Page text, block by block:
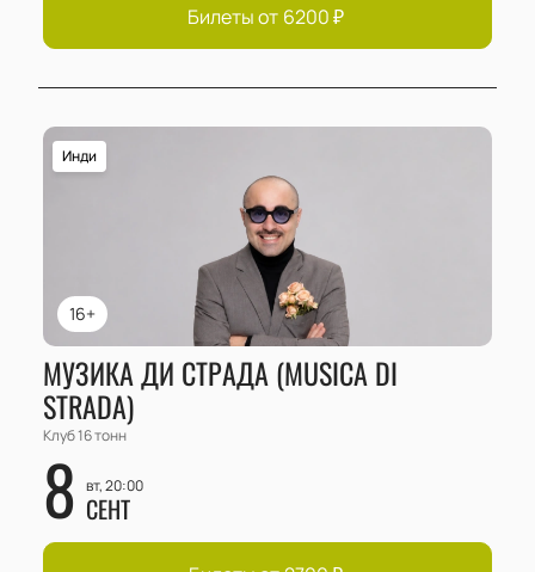
Билеты от 6200₽
16+
Инди
МУЗИКА ДИ СТРАДА (MUSICA DI
STRADA)
Клуб 16 тонн
8 вт, 20:00
СЕНТ